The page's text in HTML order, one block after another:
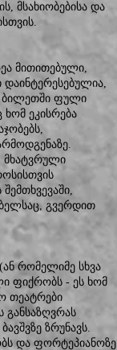
მსახიობებისა და
მითითებული,
დაინტერესებულია,
ბილეთში ფული
ხომ ეკისრება
მხატვრული
გვერდით
რომელიმე სხვა
ფიქრობს - ეს ხომ
თეატრები
განსაზღვრას
ზრუნავს.
და ფორტეპიანოზე